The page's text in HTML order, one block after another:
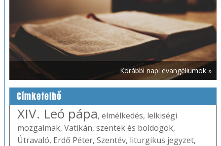
Korábbi napi evangéliumok »
Címkefelhő
XIV. Leó pápa, elmélkedés, lelkiségi
mozgalmak, Vatikán, szentek és boldogok,
Útravaló, Erdő Péter, Szentév, liturgikus jegyzet,